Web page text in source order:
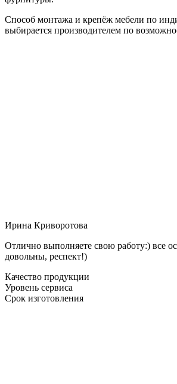
Способ монтажа и крепёж мебели по
выбирается производителем по
Ирина Криворотова
Отлично выполняете свою работу:) все
довольны, респект!)
Качество продукции
Уровень сервиса
Срок изготовления